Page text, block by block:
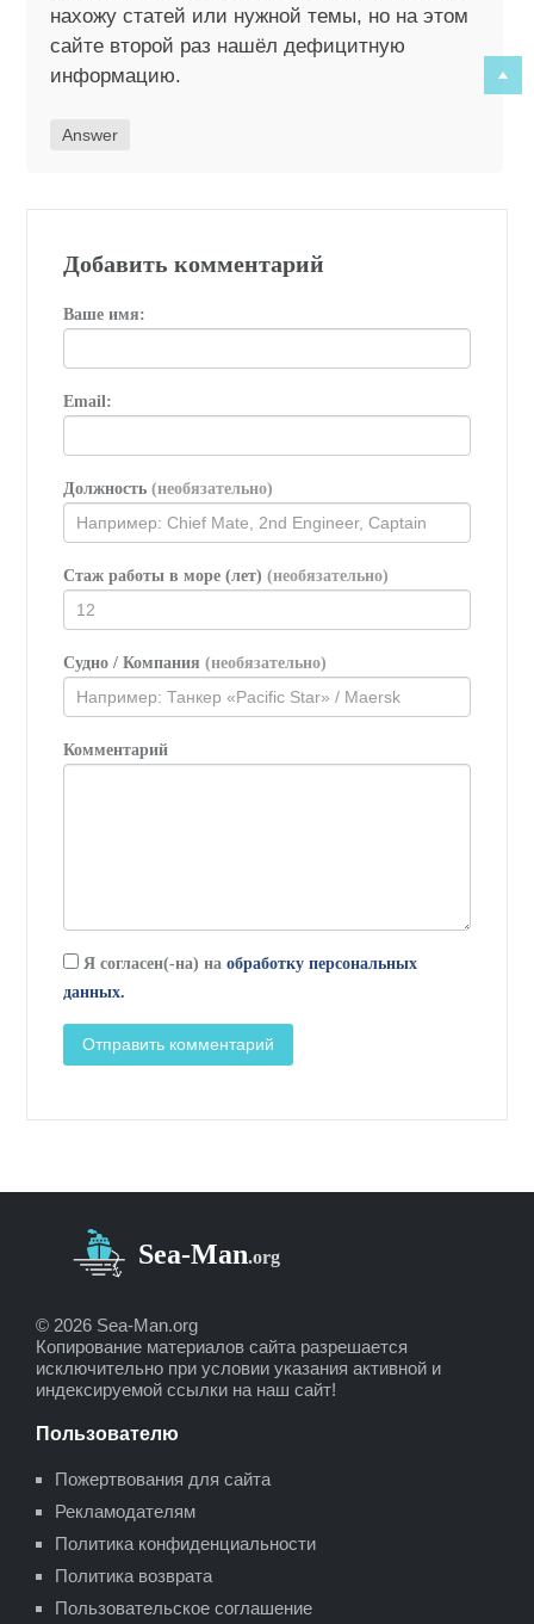
нахожу статей или нужной темы, но на этом
сайте второй раз нашёл дефицитную
информацию.
Answer
Добавить комментарий
Ваше имя:
Email:
Должность(необязательно)
Стаж работы в море (лет)(необязательно)
Судно / Компания(необязательно)
Комментарий
Я согласен(-на) наобработку персональных
данных.
© 2026 Sea-Man.org
Копирование материалов сайта разрешается
исключительно при условии указания активной и
индексируемой ссылки на наш сайт!
Пользователю
Пожертвования для сайта
Рекламодателям
Политика конфиденциальности
Политика возврата
Пользовательское соглашение